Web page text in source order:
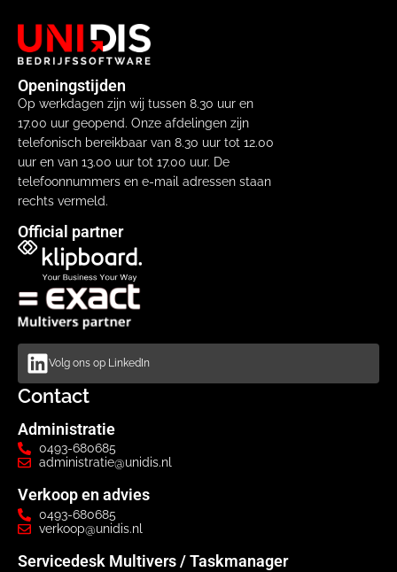
Openingstijden
Op werkdagen zijn wij tussen 8.30 uur en
17.00 uur geopend. Onze afdelingen zijn
telefonisch bereikbaar van 8.30 uur tot 12.00
uur en van 13.00 uur tot 17.00 uur. De
telefoonnummers en e-mail adressen staan
rechts vermeld.
Official partner
Volg ons op LinkedIn
Contact
Administratie
0493-680685
administratie@unidis.nl
Verkoop en advies
0493-680685
verkoop@unidis.nl
Servicedesk Multivers / Taskmanager